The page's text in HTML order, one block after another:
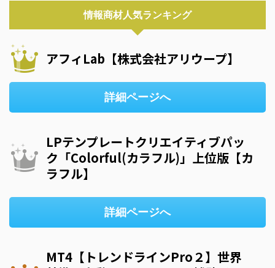
情報商材人気ランキング
アフィLab【株式会社アリウープ】
詳細ページへ
LPテンプレートクリエイティブパッ
ク「Colorful(カラフル)」上位版【カ
ラフル】
詳細ページへ
MT4【トレンドラインPro２】世界